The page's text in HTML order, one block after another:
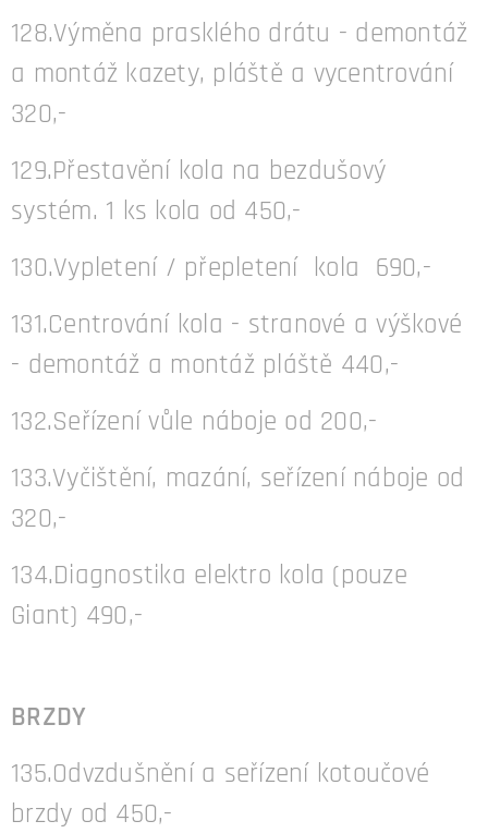
128.Výměna prasklého drátu - demontáž
a montáž kazety, pláště a vycentrování
320,-
129.Přestavění kola na bezdušový
systém. 1 ks kola od 450,-
130.Vypletení / přepletení kola 690,-
131.Centrování kola - stranové a výškové
- demontáž a montáž pláště 440,-
132.Seřízení vůle náboje od 200,-
133.Vyčištění, mazání, seřízení náboje od
320,-
134.Diagnostika elektro kola (pouze
Giant) 490,-
BRZDY
135.Odvzdušnění a seřízení kotoučové
brzdy od 450,-